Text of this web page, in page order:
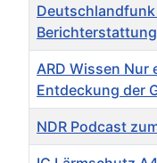
ARD Wissen Nur
Entdeckung der
NDR Podcast